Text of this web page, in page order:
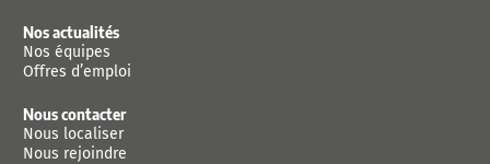
Nos actualités
Nos équipes
Offres d’emploi
Nous contacter
Nous localiser
Nous rejoindre